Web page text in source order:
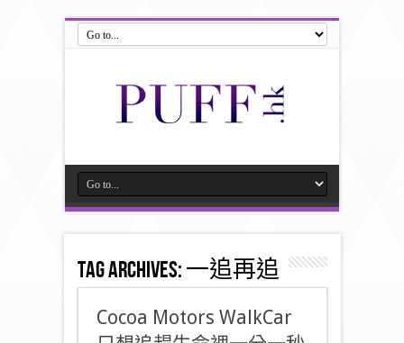
Tag Archives:一追再追
Cocoa Motors WalkCar